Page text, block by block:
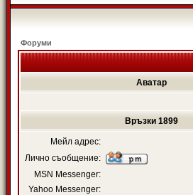
Форуми
Аватар
Връзки 1899
Мейл адрес:
Лично съобщение:
MSN Messenger:
Yahoo Messenger: